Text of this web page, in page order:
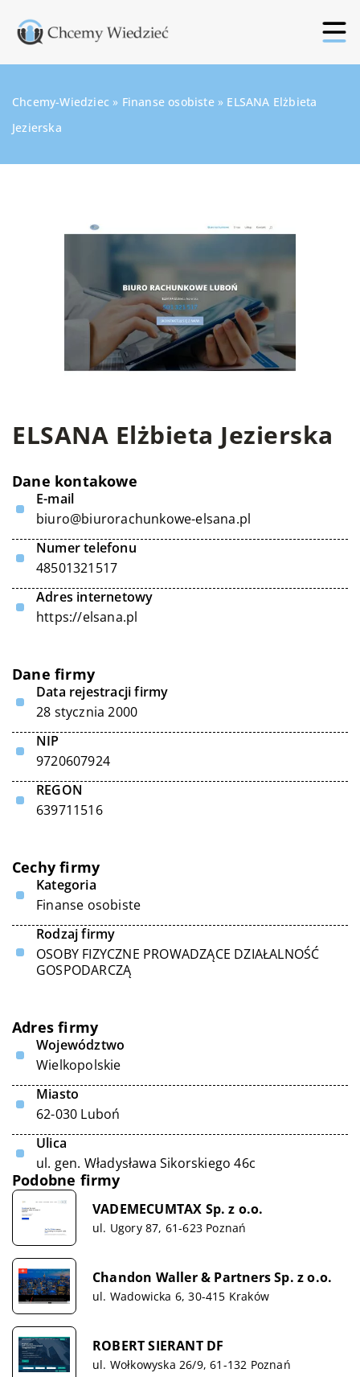
Chcemy-Wiedziec » Finanse osobiste» ELSANA Elżbieta
Jezierska
ELSANA Elżbieta Jezierska
Dane kontakowe
E-mail
biuro@biurorachunkowe-elsana.pl
Numer telefonu
48501321517
Adres internetowy
https://elsana.pl
Dane firmy
Data rejestracji firmy
28 stycznia 2000
NIP
9720607924
REGON
639711516
Cechy firmy
Kategoria
Finanse osobiste
Rodzaj firmy
OSOBY FIZYCZNE PROWADZĄCE DZIAŁALNOŚĆ
GOSPODARCZĄ
Adres firmy
Województwo
Wielkopolskie
Miasto
62-030 Luboń
Ulica
ul. gen. Władysława Sikorskiego 46c
Podobne firmy
VADEMECUMTAX Sp. z o.o.
ul. Ugory 87, 61-623 Poznań
Chandon Waller & Partners Sp. z o.o.
ul. Wadowicka 6, 30-415 Kraków
ROBERT SIERANT DF
ul. Wołkowyska 26/9, 61-132 Poznań